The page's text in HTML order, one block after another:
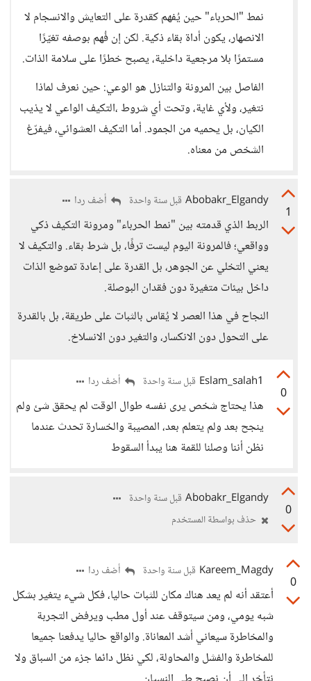
نمط "الحرباء" حين يُفهم كقدرة على التعايش والانسجام لا
الانصهار، يكون أداة بقاء ذكية. لكن إن فُهم بوصفه تغيّرًا
مستمرًا بلا مرجعية داخلية، يصبح خطرًا على سلامة الذات.
الفاصل بين المرونة والتنازل هو الوعي: حين نعرف لماذا
نتغير، ولأي غاية، وتحت أي شروط ،التكيف الواعي لا يذيب
الكيان، بل يحميه من الجمود. أما التكيف العشوائي، فيفرّغ
الشخص من معناه.
1
Abobakr_Elgandy قبل سنة واحدة أضف ردا
الربط الذي قدمته بين "نمط الحرباء" ومرونة التكيف ذكي
وواقعي؛ فالمرونة اليوم ليست ترفًا، بل شرط بقاء. والتكيف لا
يعني التخلي عن الجوهر، بل القدرة على إعادة تموضع الذات
داخل بيئات متغيرة دون فقدان البوصلة.
النجاح في هذا العصر لا يُقاس بالثبات على طريقة، بل بالقدرة
على التحول دون الانكسار، والتغير دون الانسلاخ.
0
Eslam_salah1 قبل سنة واحدة أضف ردا
هذا يحتاج شخص يرى نفسه طوال الوقت لم يحقق شئ ولم
ينجح بعد ولم يتعلم بعد، المصيبة والخسارة تحدث عندما
نظن أننا وصلنا للقمة هنا يبدأ السقوط
0
Abobakr_Elgandy قبل سنة واحدة
حذف بواسطة المستخدم
0
Kareem_Magdy قبل سنة واحدة أضف ردا
أعتقد أنه لم يعد هناك مكان للثبات حاليا، فكل شيء يتغير بشكل
شبه يومي، ومن سيتوقف عند أول مطب ويرفض التجربة
والمخاطرة سيعاني أشد المعاناة. والواقع حاليا يدفعنا جميعا
للمخاطرة والفشل والمحاولة، لكي نظل دائما جزء من السباق ولا